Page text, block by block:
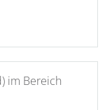
im Bereich